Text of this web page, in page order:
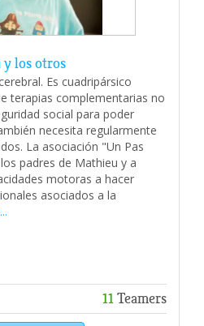
y los otros
Es cuadripársico
terapias complementarias no
social para poder
necesita regularmente
La asociación "Un Pas
padres de Mathieu y a
motoras a hacer
asociados a la
11Teamers